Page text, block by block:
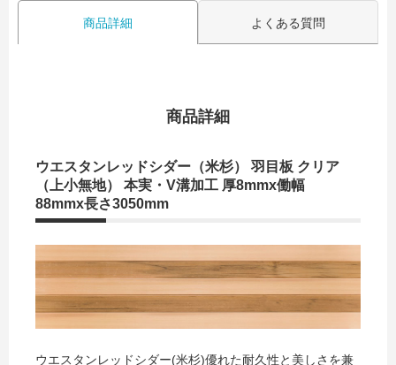
商品詳細 よくある質問
商品詳細
ウエスタンレッドシダー（米杉） 羽目板 クリア
（上小無地） 本実・V溝加工 厚8mmx働幅
88mmx長さ3050mm
ウエスタンレッドシダー(米杉)優れた耐久性と美しさを兼